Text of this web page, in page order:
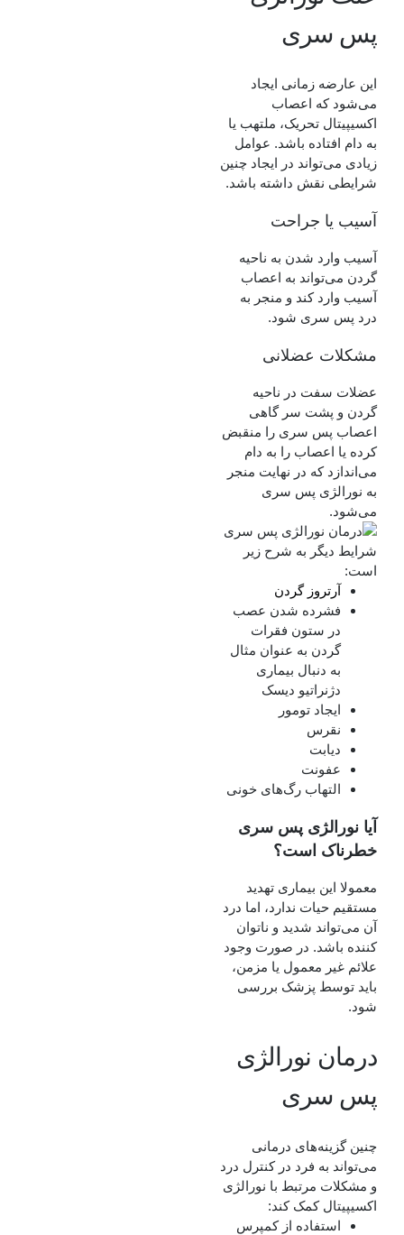
پس سری
این عارضه زمانی ایجاد
می‌شود که اعصاب
اکسیپیتال تحریک، ملتهب یا
به دام افتاده باشد. عوامل
زیادی می‌تواند در ایجاد چنین
شرایطی نقش داشته باشد.
آسیب یا جراحت
آسیب وارد شدن به ناحیه
گردن می‌تواند به اعصاب
آسیب وارد کند و منجر به
درد پس سری شود.
مشکلات عضلانی
عضلات سفت در ناحیه
گردن و پشت سر گاهی
اعصاب پس سری را منقبض
کرده یا اعصاب را به دام
می‌اندازد که در نهایت منجر
به نورالژی پس سری
می‌شود.
شرایط دیگر به شرح زیر
است:
آرتروز گردن
فشرده شدن عصب
در ستون فقرات
گردن به عنوان مثال
به دنبال بیماری
دژنراتیو دیسک
ایجاد تومور
نقرس
دیابت
عفونت
التهاب رگ‌های خونی
آیا نورالژی پس سری
خطرناک است؟
معمولا این بیماری تهدید
مستقیم حیات ندارد، اما درد
آن می‌تواند شدید و ناتوان‌
کننده باشد. در صورت وجود
علائم غیر معمول یا مزمن،
باید توسط پزشک بررسی
شود.
درمان نورالژی
پس سری
چنین گزینه‌های درمانی
می‌تواند به فرد در کنترل درد
و مشکلات مرتبط با نورالژی
اکسیپیتال کمک کند:
استفاده از کمپرس